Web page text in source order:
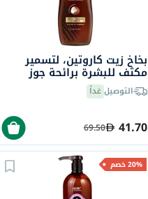
بخاخ زيت كاروتين، لتسمير
مكثف للبشرة برائحة جوز
الهند، 200 مل
التوصيلغداً
41.70
69.50
20% خصم